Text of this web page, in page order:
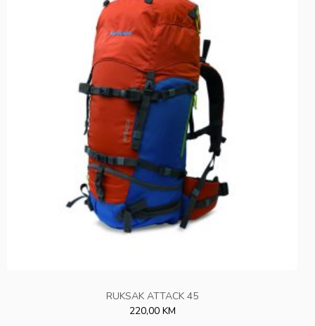
RUKSAK ATTACK 45
220,00 KM